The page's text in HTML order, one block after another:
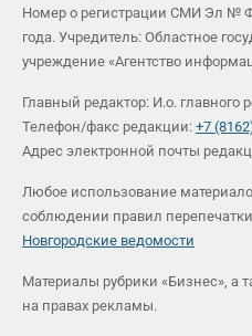
Номер о регистрации СМИ Эл №
года. Учредитель: Областное
учреждение «Агентство
Главный редактор: И.о. главного
Телефон/факс редакции: +7
Адрес электронной почты
Любое использование
соблюдении правил
Новгородские ведомости
Материалы рубрики «Бизнес», а
на правах рекламы.